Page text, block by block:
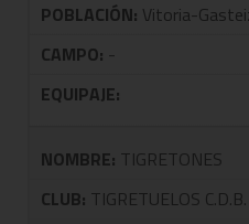
POBLACIÓN: Vitoria-
CAMPO: -
EQUIPAJE:
NOMBRE: TIGRETONES
CLUB: TIGRETUELOS C.D.B.